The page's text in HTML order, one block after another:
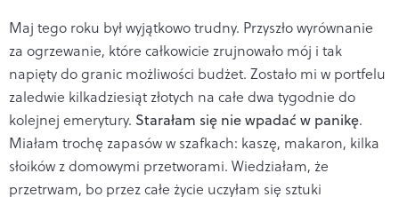
Maj tego roku był wyjątkowo trudny. Przyszło wyrównanie
za ogrzewanie, które całkowicie zrujnowało mój i tak
napięty do granic możliwości budżet. Zostało mi w portfelu
zaledwie kilkadziesiąt złotych na całe dwa tygodnie do
kolejnej emerytury. Starałam się nie wpadać w panikę.
Miałam trochę zapasów w szafkach: kaszę, makaron, kilka
słoików z domowymi przetworami. Wiedziałam, że
przetrwam, bo przez całe życie uczyłam się sztuki